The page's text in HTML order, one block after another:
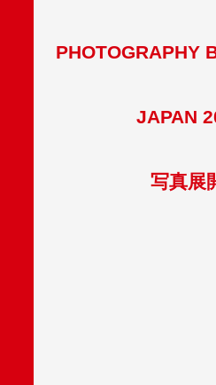
PHOTOGRAPHY
JAPAN
写真展